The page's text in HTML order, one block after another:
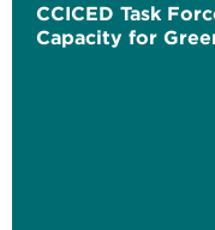
CCICED Task
Capacity for